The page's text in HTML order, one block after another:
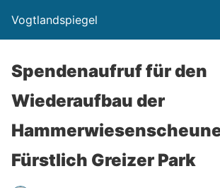
Vogtlandspiegel
Spendenaufruf für den
Wiederaufbau der
Fürstlich Greizer Park